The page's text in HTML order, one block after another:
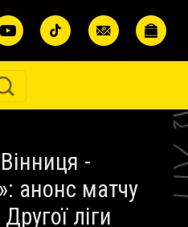
-
анонс матчу
ліги